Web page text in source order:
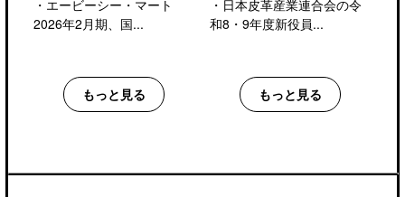
・ エービーシー・マート
2026年2月期、国...
もっと見る
・ 日本皮革産業連合会の令
和8・9年度新役員...
もっと見る